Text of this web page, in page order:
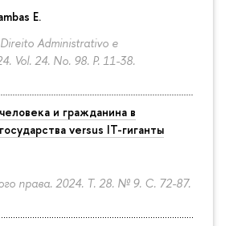
E.
Administrativo e
Vol. 24. No. 98. P. 11-38.
и гражданина в
versus IT-гиганты
права. 2024. Т. 28. № 9. С. 72-87.